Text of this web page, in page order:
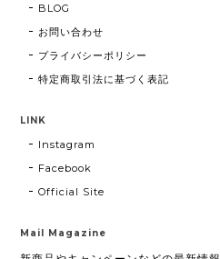
BLOG
お問い合わせ
プライバシーポリシー
特定商取引法に基づく表記
LINK
Instagram
Facebook
Official Site
Mail Magazine